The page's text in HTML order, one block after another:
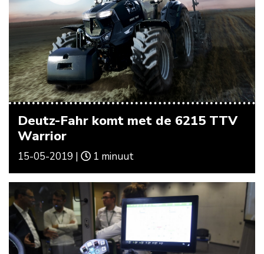
Deutz-Fahr komt met de 6215 TTV
Warrior
15-05-2019 | 1 minuut